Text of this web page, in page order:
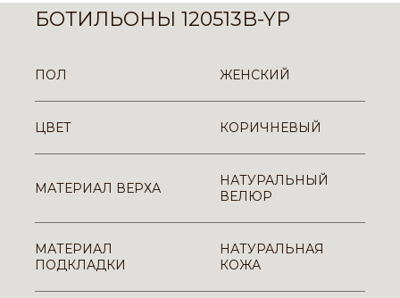
БОТИЛЬОНЫ 120513B-YP
ПОЛ ЖЕНСКИЙ
ЦВЕТ КОРИЧНЕВЫЙ
МАТЕРИАЛ ВЕРХА
НАТУРАЛЬНЫЙ
ВЕЛЮР
МАТЕРИАЛ
ПОДКЛАДКИ
НАТУРАЛЬНАЯ
КОЖА